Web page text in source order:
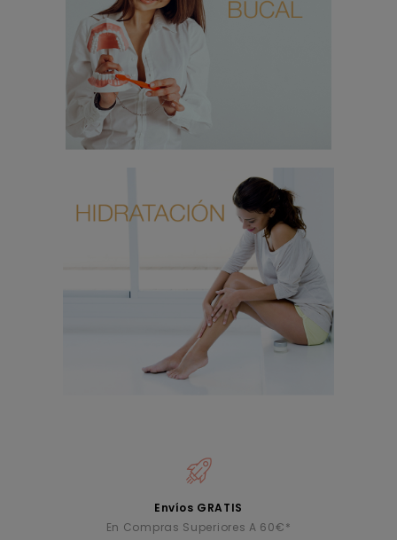
Envíos GRATIS
En Compras Superiores A 60€*